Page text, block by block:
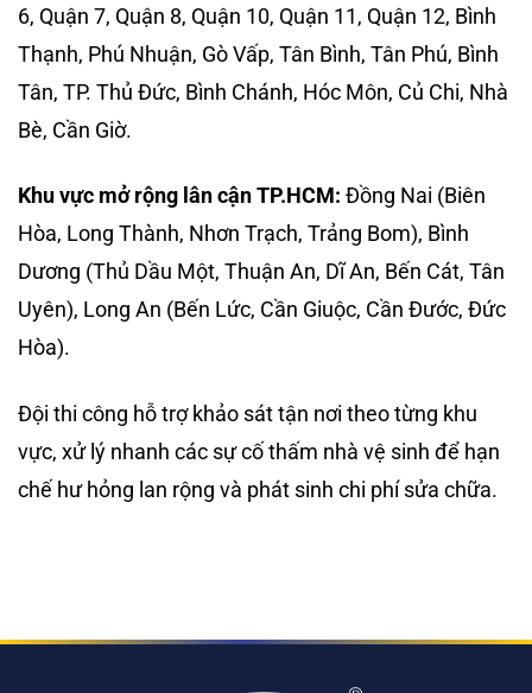
6, Quận 7, Quận 8, Quận 10, Quận 11, Quận 12, Bình
Thạnh, Phú Nhuận, Gò Vấp, Tân Bình, Tân Phú, Bình
Tân, TP. Thủ Đức, Bình Chánh, Hóc Môn, Củ Chi, Nhà
Bè, Cần Giờ.
Khu vực mở rộng lân cận TP.HCM: Đồng Nai (Biên
Hòa, Long Thành, Nhơn Trạch, Trảng Bom), Bình
Dương (Thủ Dầu Một, Thuận An, Dĩ An, Bến Cát, Tân
Uyên), Long An (Bến Lức, Cần Giuộc, Cần Đước, Đức
Hòa).
Đội thi công hỗ trợ khảo sát tận nơi theo từng khu
vực, xử lý nhanh các sự cố thấm nhà vệ sinh để hạn
chế hư hỏng lan rộng và phát sinh chi phí sửa chữa.